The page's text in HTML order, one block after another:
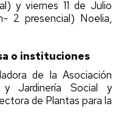
y viernes 11 de Julio
2 presencial) Noelia,
o instituciones
de la Asociación
y Jardinería Social y
de Plantas para la